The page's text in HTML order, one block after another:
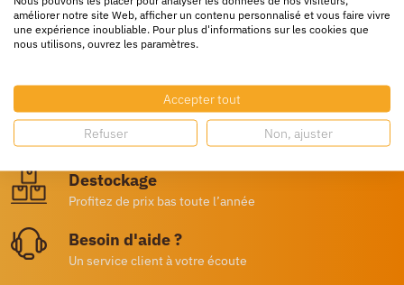
24/72h partout en europe
Livraison gratuite
Dès 250€ HT d’achat
Destockage
Profitez de prix bas toute l’année
Besoin d'aide ?
Un service client à votre écoute
améliorer notre site Web, afficher un contenu personnalisé et vous faire vivre
une expérience inoubliable. Pour plus d'informations sur les cookies que
nous utilisons, ouvrez les paramètres.
Accepter tout
Refuser Non, ajuster